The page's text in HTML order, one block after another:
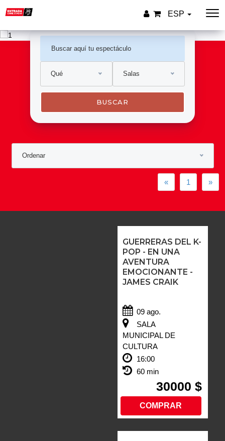
ESP
Qué Salas
BUSCAR
Ordenar
«Previous
1 »
GUERRERAS DEL K-
POP - EN UNA
AVENTURA
EMOCIONANTE -
JAMES CRAIK
09 ago.
SALA
MUNICIPAL DE
CULTURA
16:00
60 min
30000 $
COMPRAR